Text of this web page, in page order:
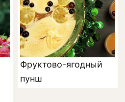
Фруктово-ягодный
пунш